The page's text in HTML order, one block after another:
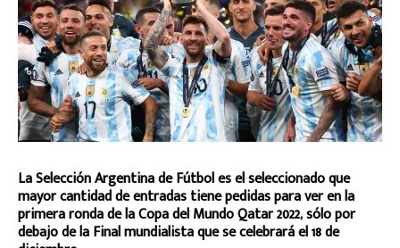
La Selección Argentina de Fútbol es el seleccionado que
mayor cantidad de entradas tiene pedidas para ver en la
primera ronda de la Copa del Mundo Qatar 2022, sólo por
debajo de la Final mundialista que se celebrará el 18 de